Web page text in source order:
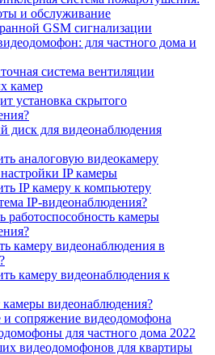
и обслуживание
GSM сигнализации
для частного дома и
система вентиляции
камер
установка скрытого
диск для видеонаблюдения
аналоговую видеокамеру
IP камеры
IP камеру к компьютеру
IP-видеонаблюдения?
работоспособность камеры
камеру видеонаблюдения в
камеру видеонаблюдения к
видеонаблюдения?
сопряжение видеодомофона
для частного дома 2022
видеодомофонов для квартиры